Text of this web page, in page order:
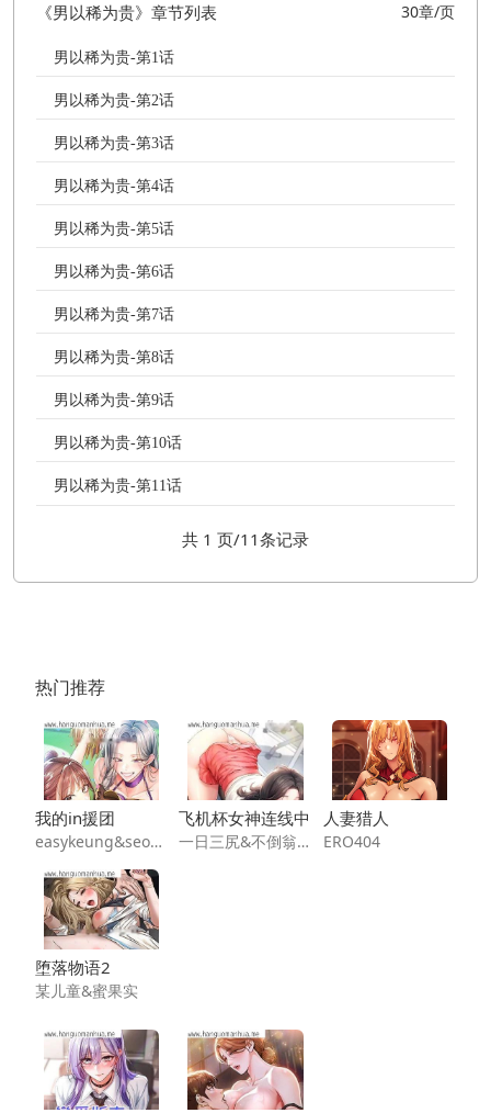
《男以稀为贵》章节列表 30章/页
男以稀为贵-第1话
男以稀为贵-第2话
男以稀为贵-第3话
男以稀为贵-第4话
男以稀为贵-第5话
男以稀为贵-第6话
男以稀为贵-第7话
男以稀为贵-第8话
男以稀为贵-第9话
男以稀为贵-第10话
男以稀为贵-第11话
共 1 页/11条记录
热门推荐
我的in援团
easykeung&seongsu
飞机杯女神连线中
一日三尻&不倒翁&灰背隼
人妻猎人
ERO404
堕落物语2
某儿童&蜜果实